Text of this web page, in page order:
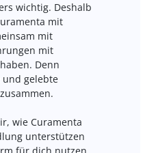
wichtig. Deshalb
mit
mit
mit
Denn
und gelebte
wie Curamenta
unterstützen